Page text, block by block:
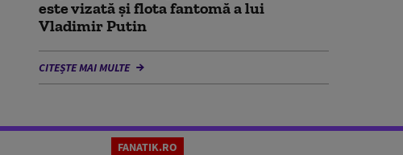
este vizată și flota fantomă a lui
Vladimir Putin
CITEȘTE MAI MULTE
FANATIK.RO